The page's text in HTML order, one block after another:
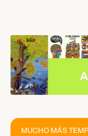
contenido
MUCHO MÁS